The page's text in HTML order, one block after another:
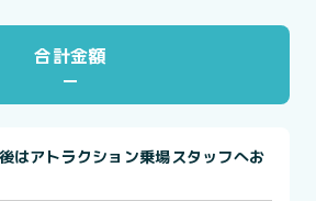
合計金額
はアトラクション乗場スタッフへお